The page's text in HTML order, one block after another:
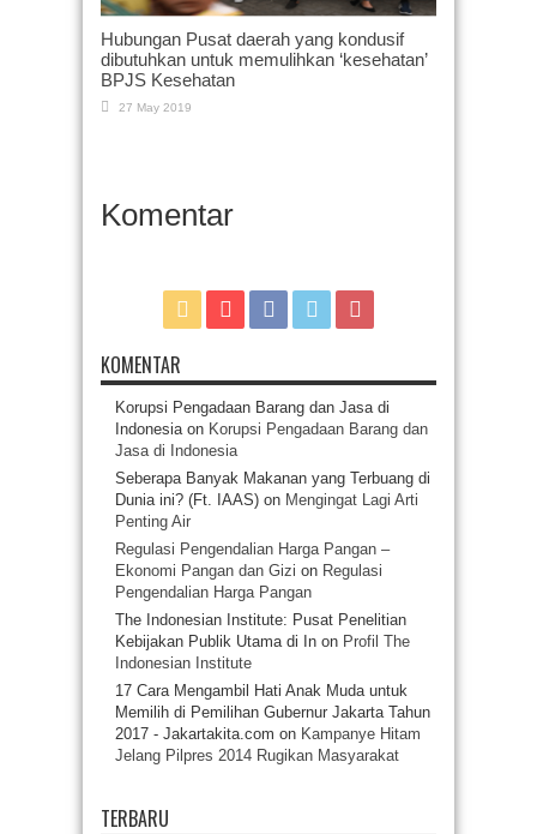
Hubungan Pusat daerah yang kondusif
dibutuhkan untuk memulihkan ‘kesehatan’
BPJS Kesehatan
27 May 2019
Komentar
KOMENTAR
Korupsi Pengadaan Barang dan Jasa di
Indonesia on Korupsi Pengadaan Barang dan
Jasa di Indonesia
Seberapa Banyak Makanan yang Terbuang di
Dunia ini? (Ft. IAAS) on Mengingat Lagi Arti
Penting Air
Regulasi Pengendalian Harga Pangan –
Ekonomi Pangan dan Gizi on Regulasi
Pengendalian Harga Pangan
The Indonesian Institute: Pusat Penelitian
Kebijakan Publik Utama di In on Profil The
Indonesian Institute
17 Cara Mengambil Hati Anak Muda untuk
Memilih di Pemilihan Gubernur Jakarta Tahun
2017 - Jakartakita.com on Kampanye Hitam
Jelang Pilpres 2014 Rugikan Masyarakat
TERBARU